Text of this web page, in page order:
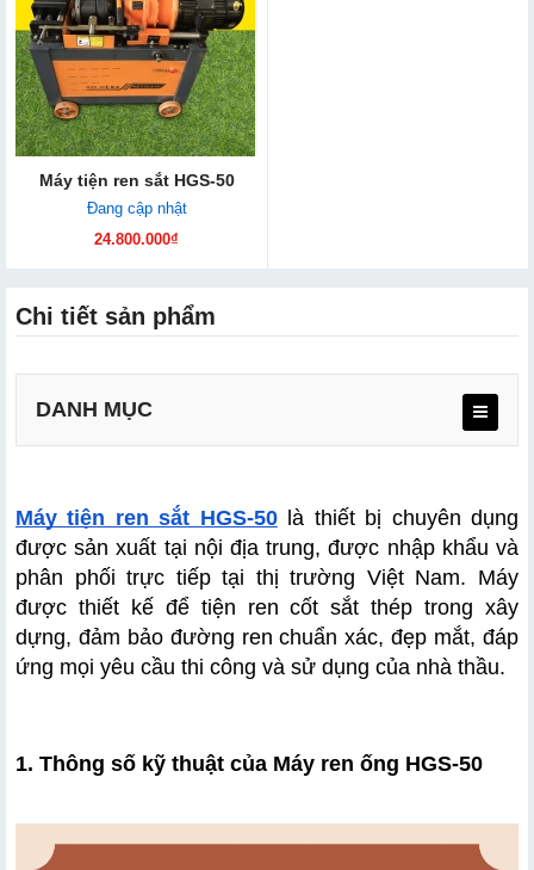
Máy tiện ren sắt HGS-50
Đang cập nhật
24.800.000₫
Chi tiết sản phẩm
DANH MỤC
Máy tiện ren sắt HGS-50 là thiết bị chuyên dụng
được sản xuất tại nội địa trung, được nhập khẩu và
phân phối trực tiếp tại thị trường Việt Nam. Máy
được thiết kế để tiện ren cốt sắt thép trong xây
dựng, đảm bảo đường ren chuẩn xác, đẹp mắt, đáp
ứng mọi yêu cầu thi công và sử dụng của nhà thầu.
1. Thông số kỹ thuật của Máy ren ống HGS-50